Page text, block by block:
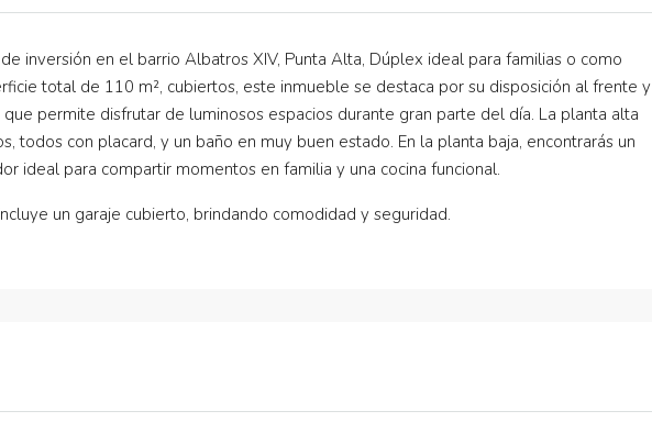
inversión en el barrio Albatros XIV, Punta Alta, Dúplex ideal para familias o como
total de 110 m², cubiertos, este inmueble se destaca por su disposición al frente y
permite disfrutar de luminosos espacios durante gran parte del día. La planta alta
todos con placard, y un baño en muy buen estado. En la planta baja, encontrarás un
ideal para compartir momentos en familia y una cocina funcional.
un garaje cubierto, brindando comodidad y seguridad.